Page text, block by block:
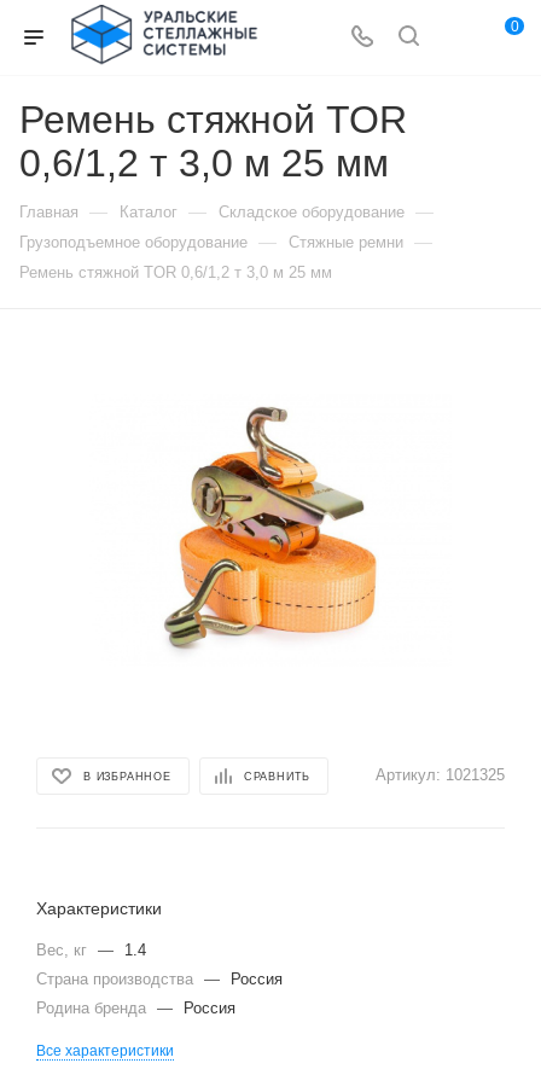
0
Ремень стяжной TOR
0,6/1,2 т 3,0 м 25 мм
Главная — Каталог — Складское оборудование —
Грузоподъемное оборудование — Стяжные ремни —
Ремень стяжной TOR 0,6/1,2 т 3,0 м 25 мм
В ИЗБРАННОЕ СРАВНИТЬ Артикул: 1021325
Характеристики
Вес, кг —
1.4
Страна производства —
Россия
Родина бренда — Россия
Все характеристики